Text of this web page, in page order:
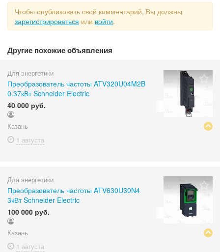
Чтобы опубликовать свой комментарий, Вы должны
зарегистрироваться или войти.
Другие похожие объявления
Для энергетики
Преобразователь частоты ATV320U04M2B
0.37кВт Schneider Electric
40 000 руб.
Казань
1 августа
Для энергетики
Преобразователь частоты ATV630U30N4
3кВт Schneider Electric
100 000 руб.
Казань
1 августа